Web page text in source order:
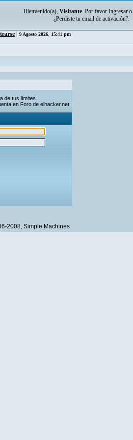
Bienvenido(a), Visitante. Por favor Ingresar o
¿Perdiste tu email de activación?.
9 Agosto 2026, 15:41 pm
de tus límites.
en Foro de elhacker.net.
2008, Simple Machines